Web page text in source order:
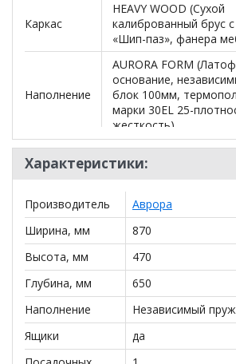
Каркас
HEAVY WOOD (Сухой
калиброванный брус
«Шип-паз», фанера
Наполнение
AURORA FORM
основание,
блок 100мм,
марки 30EL 25-
жесткость)
Ножки
Пластиковые
Бельевой
Короб - ЛДСП, дно
Вес
изделия
25 кг
Объем 0.5 м³
*Дополнительную информацию о том,
Пуф в гостиную "Левел"уточняйте у
менеджера по телефону+79292022735
**Цены на официальном сайте
Характеристики:
Производитель
Аврора
Ширина, мм
870
Высота, мм
470
Глубина, мм
650
Наполнение
Независимый
Ящики
да